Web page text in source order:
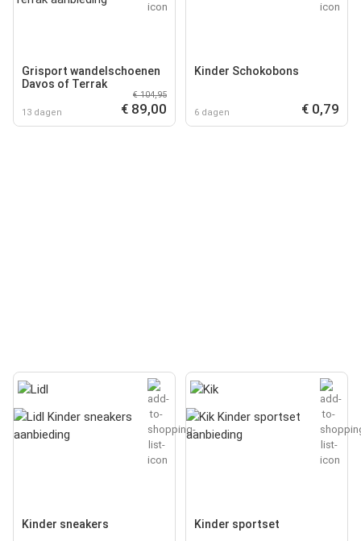
Grisport wandelschoenen
Davos of Terrak
13 dagen
€ 104,95
€ 89,00
Kinder Schokobons
6 dagen € 0,79
Kinder sneakers Kinder sportset